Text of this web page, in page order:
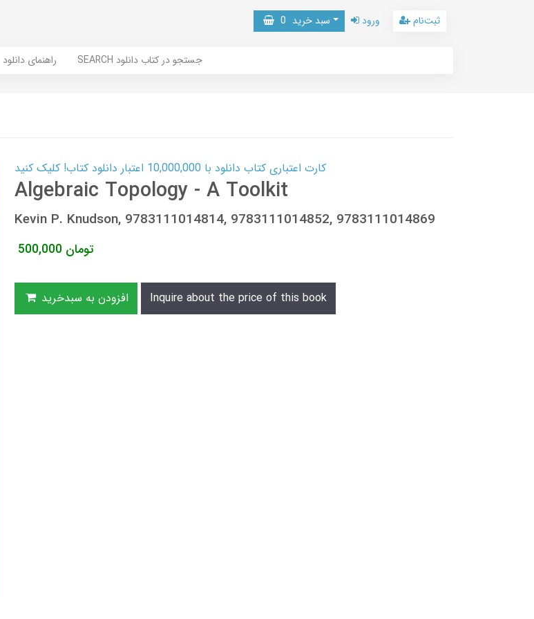
سبد خرید 0 ورود ثبت‌نام
راهنمای دانلود SEARCH جستجو در کتاب دانلود
کارت اعتباری کتاب دانلود با 10,000,000 اعتبار دانلود کتاب! کلیک کنید
Algebraic Topology - A Toolkit
Kevin P. Knudson, 9783111014814, 9783111014852, 9783111014869
500,000 تومان
افزودن به سبدخرید Inquire about the price of this book